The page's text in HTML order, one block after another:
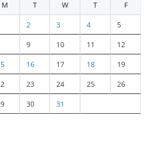
M T W T F
2 3 4 5
9 10 11 12
16 17 18 19
23 24 25 26
30 31